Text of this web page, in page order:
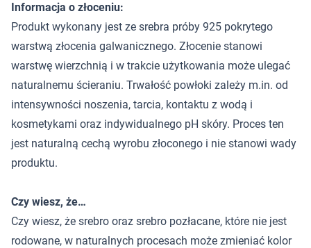
Informacja o złoceniu:
Produkt wykonany jest ze srebra próby 925 pokrytego
warstwą złocenia galwanicznego. Złocenie stanowi
warstwę wierzchnią i w trakcie użytkowania może ulegać
naturalnemu ścieraniu. Trwałość powłoki zależy m.in. od
intensywności noszenia, tarcia, kontaktu z wodą i
kosmetykami oraz indywidualnego pH skóry. Proces ten
jest naturalną cechą wyrobu złoconego i nie stanowi wady
produktu.
Czy wiesz, że…
Czy wiesz, że srebro oraz srebro pozłacane, które nie jest
rodowane, w naturalnych procesach może zmieniać kolor